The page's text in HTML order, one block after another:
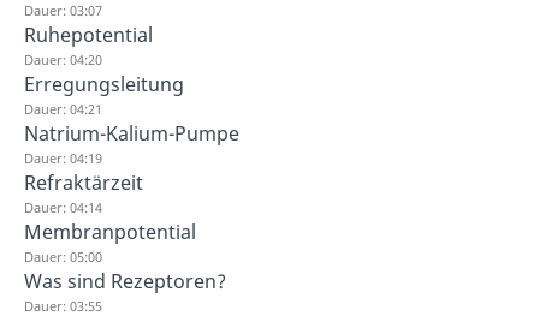
Dauer: 03:07
Ruhepotential
Dauer: 04:20
Erregungsleitung
Dauer: 04:21
Natrium-Kalium-Pumpe
Dauer: 04:19
Refraktärzeit
Dauer: 04:14
Membranpotential
Dauer: 05:00
Was sind Rezeptoren?
Dauer: 03:55